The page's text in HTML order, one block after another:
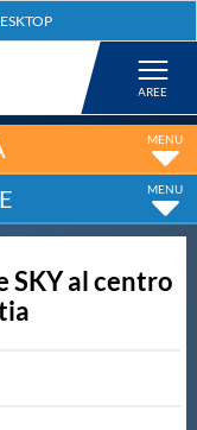
SKY al centro